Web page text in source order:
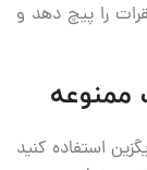
را پیچ دهد و
ممنوعه
استفاده کنید